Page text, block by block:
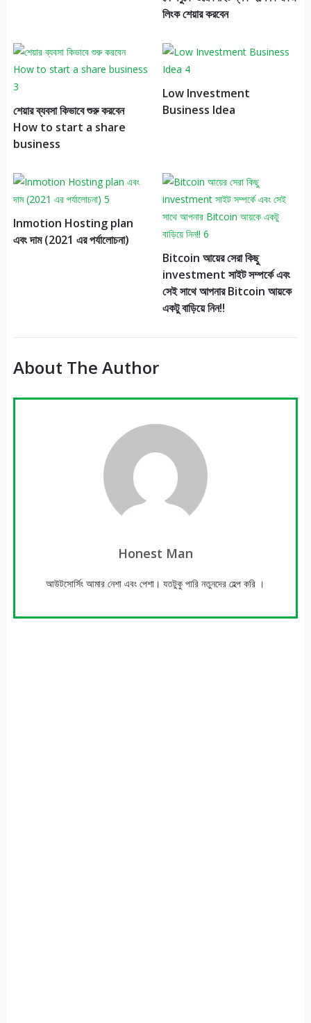
লিংক শেয়ার করবেন
শেয়ার ব্যবসা কিভাবে শুরু করবেন
How to start a share
business
Low Investment
Business Idea
Inmotion Hosting plan
এবং দাম (2021 এর পর্যালোচনা)
Bitcoin আয়ের সেরা কিছু
investment সাইট সম্পর্কে এবং
সেই সাথে আপনার Bitcoin আয়কে
একটু বাড়িয়ে নিন!!
About The Author
Honest Man
আউটসোর্সিং আমার নেশা এবং পেশা। যতটুকু পারি নতুনদের হেল্প করি ।